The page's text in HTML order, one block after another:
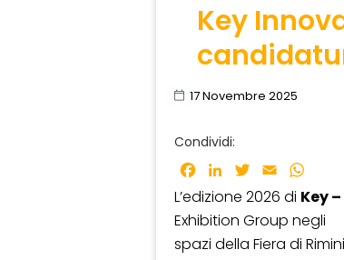
Key
17 Novembre 2025
Condividi:
Facebook
LinkedInTwitter
Email
L’edizione 2026 di Key
Exhibition Group negli
spazi della Fiera di